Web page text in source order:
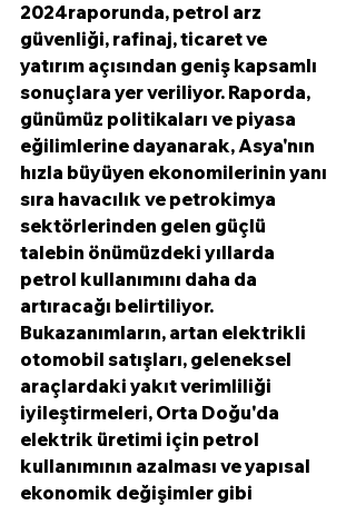
2024raporunda, petrol arz
güvenliği, rafinaj, ticaret ve
yatırım açısından geniş kapsamlı
sonuçlara yer veriliyor. Raporda,
günümüz politikaları ve piyasa
eğilimlerine dayanarak, Asya'nın
hızla büyüyen ekonomilerinin yanı
sıra havacılık ve petrokimya
sektörlerinden gelen güçlü
talebin önümüzdeki yıllarda
petrol kullanımını daha da
artıracağı belirtiliyor.
Bukazanımların, artan elektrikli
otomobil satışları, geleneksel
araçlardaki yakıt verimliliği
iyileştirmeleri, Orta Doğu'da
elektrik üretimi için petrol
kullanımının azalması ve yapısal
ekonomik değişimler gibi